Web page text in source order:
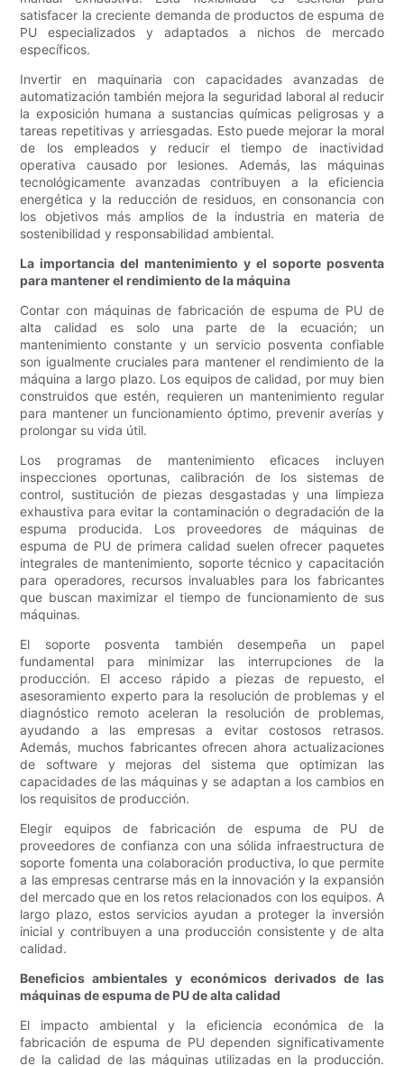
satisfacer la creciente demanda de productos de espuma de
PU especializados y adaptados a nichos de mercado
específicos.
Invertir en maquinaria con capacidades avanzadas de
automatización también mejora la seguridad laboral al reducir
la exposición humana a sustancias químicas peligrosas y a
tareas repetitivas y arriesgadas. Esto puede mejorar la moral
de los empleados y reducir el tiempo de inactividad
operativa causado por lesiones. Además, las máquinas
tecnológicamente avanzadas contribuyen a la eficiencia
energética y la reducción de residuos, en consonancia con
los objetivos más amplios de la industria en materia de
sostenibilidad y responsabilidad ambiental.
La importancia del mantenimiento y el soporte posventa
para mantener el rendimiento de la máquina
Contar con máquinas de fabricación de espuma de PU de
alta calidad es solo una parte de la ecuación; un
mantenimiento constante y un servicio posventa confiable
son igualmente cruciales para mantener el rendimiento de la
máquina a largo plazo. Los equipos de calidad, por muy bien
construidos que estén, requieren un mantenimiento regular
para mantener un funcionamiento óptimo, prevenir averías y
prolongar su vida útil.
Los programas de mantenimiento eficaces incluyen
inspecciones oportunas, calibración de los sistemas de
control, sustitución de piezas desgastadas y una limpieza
exhaustiva para evitar la contaminación o degradación de la
espuma producida. Los proveedores de máquinas de
espuma de PU de primera calidad suelen ofrecer paquetes
integrales de mantenimiento, soporte técnico y capacitación
para operadores, recursos invaluables para los fabricantes
que buscan maximizar el tiempo de funcionamiento de sus
máquinas.
El soporte posventa también desempeña un papel
fundamental para minimizar las interrupciones de la
producción. El acceso rápido a piezas de repuesto, el
asesoramiento experto para la resolución de problemas y el
diagnóstico remoto aceleran la resolución de problemas,
ayudando a las empresas a evitar costosos retrasos.
Además, muchos fabricantes ofrecen ahora actualizaciones
de software y mejoras del sistema que optimizan las
capacidades de las máquinas y se adaptan a los cambios en
los requisitos de producción.
Elegir equipos de fabricación de espuma de PU de
proveedores de confianza con una sólida infraestructura de
soporte fomenta una colaboración productiva, lo que permite
a las empresas centrarse más en la innovación y la expansión
del mercado que en los retos relacionados con los equipos. A
largo plazo, estos servicios ayudan a proteger la inversión
inicial y contribuyen a una producción consistente y de alta
calidad.
Beneficios ambientales y económicos derivados de las
máquinas de espuma de PU de alta calidad
El impacto ambiental y la eficiencia económica de la
fabricación de espuma de PU dependen significativamente
de la calidad de las máquinas utilizadas en la producción.